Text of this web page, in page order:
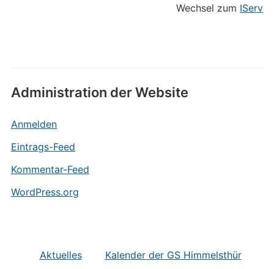
Wechsel zum IServ
Administration der Website
Anmelden
Eintrags-Feed
Kommentar-Feed
WordPress.org
Aktuelles Kalender der GS Himmelsthür